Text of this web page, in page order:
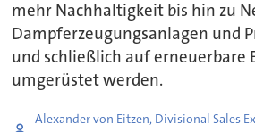
mehr Nachhaltigkeit bis hin zu
Dampferzeugungsanlagen und
und schließlich auf erneuerbare
umgerüstet werden.
Alexander von Eitzen, Divisional Sales